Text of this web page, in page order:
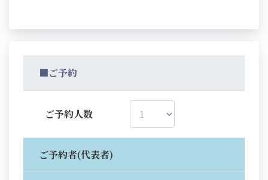
■ご予約
ご予約人数
ご予約者(代表者)